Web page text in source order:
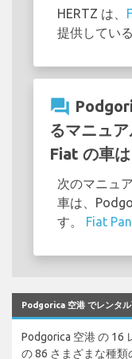
HERTZ は、
提供してい
question_answer
るマニュ
Fiat の車
次のマニュ
車は、
す。 Fiat
Podgorica 空港 でレンタ
Podgorica 空港 の 16
の 86 さまざまな種類